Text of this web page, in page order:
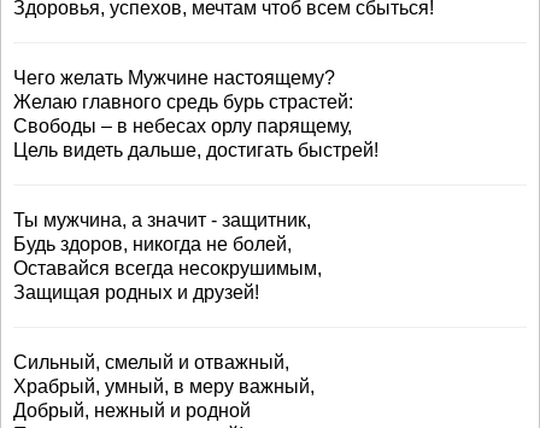
Здоровья, успехов, мечтам чтоб всем сбыться!
Чего желать Мужчине настоящему?
Желаю главного средь бурь страстей:
Свободы – в небесах орлу парящему,
Цель видеть дальше, достигать быстрей!
Ты мужчина, а значит - защитник,
Будь здоров, никогда не болей,
Оставайся всегда несокрушимым,
Защищая родных и друзей!
Сильный, смелый и отважный,
Храбрый, умный, в меру важный,
Добрый, нежный и родной